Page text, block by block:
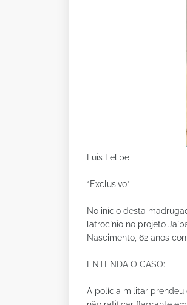
Luis Felipe
*Exclusivo*
No início desta
latrocínio no projeto
Nascimento, 62 anos
ENTENDA O CASO:
A polícia militar prendeu